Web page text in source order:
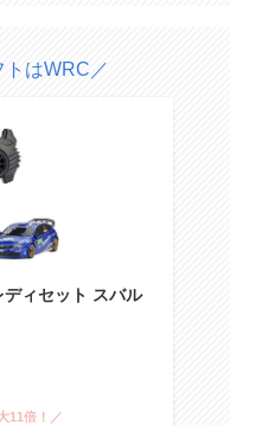
トはWRC／
ィセット スバル
11倍！／